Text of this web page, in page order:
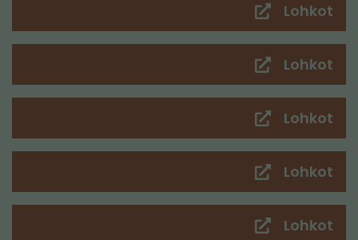
Lohkot
Lohkot
Lohkot
Lohkot
Lohkot